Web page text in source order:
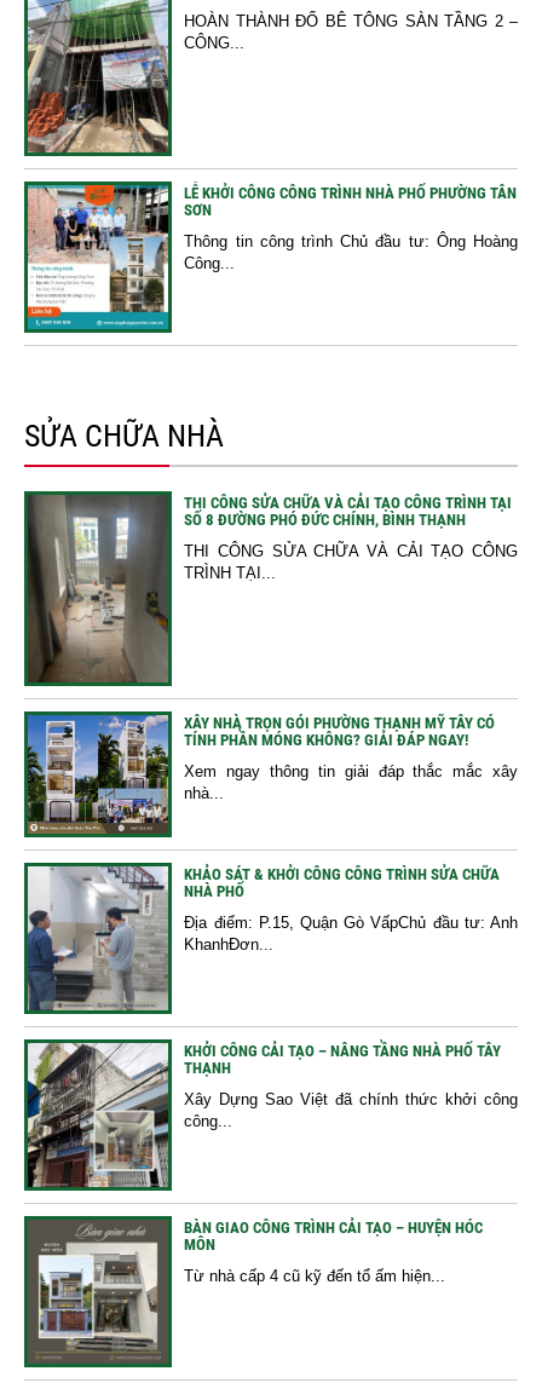
HOÀN THÀNH ĐỔ BÊ TÔNG SÀN TẦNG 2 –
CÔNG...
LỄ KHỞI CÔNG CÔNG TRÌNH NHÀ PHỐ PHƯỜNG TÂN
SƠN
Thông tin công trình Chủ đầu tư: Ông Hoàng
Công...
SỬA CHỮA NHÀ
THI CÔNG SỬA CHỮA VÀ CẢI TẠO CÔNG TRÌNH TẠI
SỐ 8 ĐƯỜNG PHÓ ĐỨC CHÍNH, BÌNH THẠNH
THI CÔNG SỬA CHỮA VÀ CẢI TẠO CÔNG
TRÌNH TẠI...
XÂY NHÀ TRỌN GÓI PHƯỜNG THẠNH MỸ TÂY CÓ
TÍNH PHẦN MÓNG KHÔNG? GIẢI ĐÁP NGAY!
Xem ngay thông tin giải đáp thắc mắc xây
nhà...
KHẢO SÁT & KHỞI CÔNG CÔNG TRÌNH SỬA CHỮA
NHÀ PHỐ
Địa điểm: P.15, Quận Gò VấpChủ đầu tư: Anh
KhanhĐơn...
KHỞI CÔNG CẢI TẠO – NÂNG TẦNG NHÀ PHỐ TÂY
THẠNH
Xây Dựng Sao Việt đã chính thức khởi công
công...
BÀN GIAO CÔNG TRÌNH CẢI TẠO – HUYỆN HÓC
MÔN
Từ nhà cấp 4 cũ kỹ đến tổ ấm hiện...